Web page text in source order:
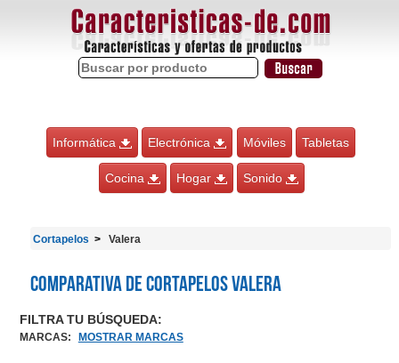
Informática Electrónica Móviles Tabletas
Cocina Hogar Sonido
Cortapelos Valera
Comparativa de Cortapelos Valera
FILTRA TU BÚSQUEDA:
MARCAS: MOSTRAR MARCAS